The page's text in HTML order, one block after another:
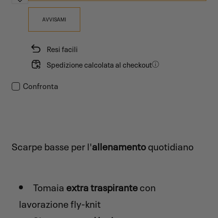
AVVISAMI
Resi facili
Spedizione calcolata al checkout
Confronta
Scarpe basse per l'allenamentoquotidiano
Tomaia extra traspirantecon
lavorazione fly-knit